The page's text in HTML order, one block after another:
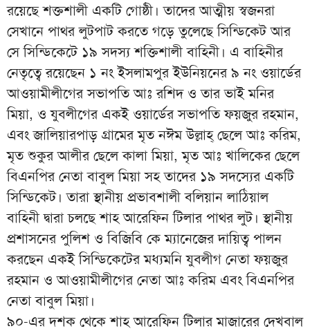
রয়েছে শক্তশালী একটি গোষ্ঠী। তাদের আত্মীয় স্বজনরা
সেখানে পাথর লুটপাট করতে গড়ে তুলেছে সিন্ডিকেট আর
সে সিন্ডিকেটে ১৯ সদস্য শক্তিশালী বাহিনী। এ বাহিনীর
নেতৃত্বে রয়েছেন ১ নং ইসলামপুর ইউনিয়নের ৯ নং ওয়ার্ডের
আওয়ামীলীগের সভাপতি আঃ রশিদ ও তার ভাই মনির
মিয়া, ও যুবলীগের একই ওয়ার্ডের সভাপতি ফয়জুর রহমান,
এবং জালিয়ারপাড় গ্রামের মৃত নঈম উল্লাহ্ ছেলে আঃ করিম,
মৃত শুকুর আলীর ছেলে কালা মিয়া, মৃত আঃ খালিকের ছেলে
বিএনপির নেতা বাবুল মিয়া সহ তাদের ১৯ সদস্যের একটি
সিন্ডিকেট। তারা স্থানীয় প্রভাবশালী বলিয়ান লাঠিয়াল
বাহিনী দ্বারা চলছে শাহ আরেফিন টিলার পাথর লুট। স্থানীয়
প্রশাসনের পুলিশ ও বিজিবি কে ম্যানেজের দায়িত্ব পালন
করছেন একই সিন্ডিকেটের মধ্যমনি যুবলীগ নেতা ফয়জুর
রহমান ও আওয়ামীলীগের নেতা আঃ করিম এবং বিএনপির
নেতা বাবুল মিয়া।
৯০-এর দশক থেকে শাহ আরেফিন টিলার মাজারের দেখবাল